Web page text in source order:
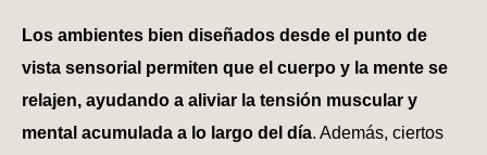
Los ambientes bien diseñados desde el punto de
vista sensorial permiten que el cuerpo y la mente se
relajen, ayudando a aliviar la tensión muscular y
mental acumulada a lo largo del día. Además, ciertos